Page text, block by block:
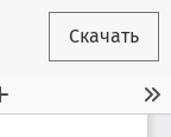
Скачать